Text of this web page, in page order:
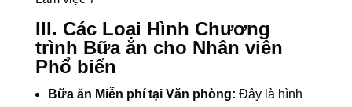
III. Các Loại Hình Chương
trình Bữa ăn cho Nhân viên
Phổ biến
Bữa ăn Miễn phí tại Văn phòng: Đây là hình